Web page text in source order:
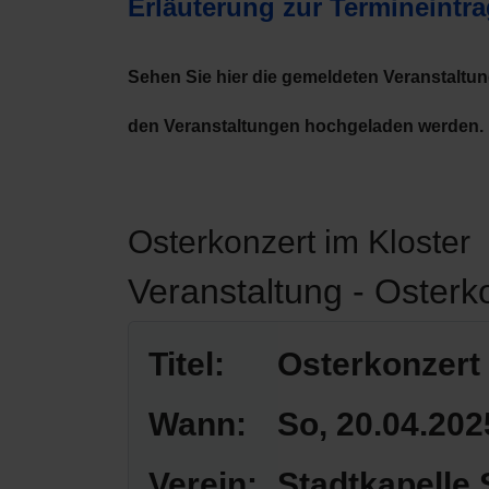
Erläuterung zur
Sehen Sie hier die gemeldeten
den Veranstaltungen hochgeladen werden.
Osterkonzert im Kloster
Veranstaltung -
Titel:
Wann:
So,